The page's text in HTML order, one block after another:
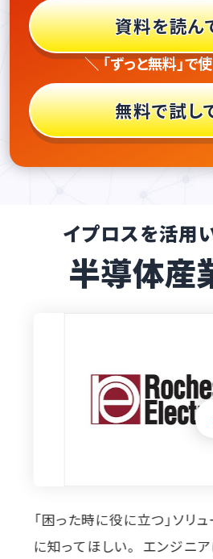
資料を読ん
＼ 「ずっと無料」で
無料で試し
イプロスを活用
半導体産
メルマガを活用して、市場
を素早くキャッチ。 商社な